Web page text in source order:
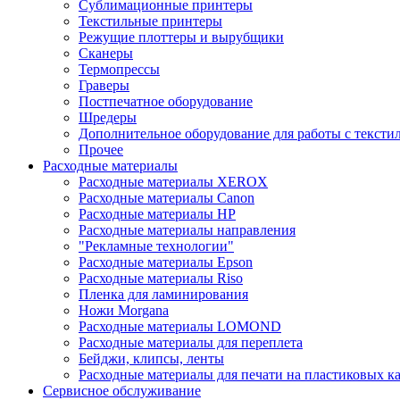
Сублимационные принтеры
Текстильные принтеры
Режущие плоттеры и вырубщики
Сканеры
Термопрессы
Граверы
Постпечатное оборудование
Шредеры
Дополнительное оборудование для работы с
Прочее
Расходные материалы
Расходные материалы XEROX
Расходные материалы Canon
Расходные материалы HP
Расходные материалы направления
"Рекламные технологии"
Расходные материалы Epson
Расходные материалы Riso
Пленка для ламинирования
Ножи Morgana
Расходные материалы LOMOND
Расходные материалы для переплета
Бейджи, клипсы, ленты
Расходные материалы для печати на пластиковых
Сервисное обслуживание